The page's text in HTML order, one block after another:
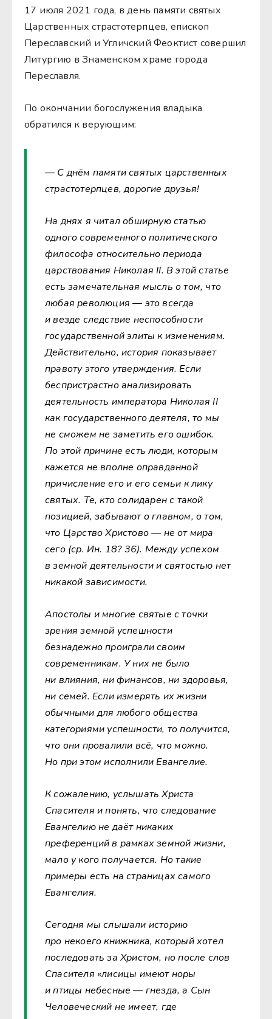
17 июля 2021 года, в день памяти святых
Царственных страстотерпцев, епископ
Переславский и Угличский Феоктист совершил
Литургию в Знаменском храме города
Переславля.
По окончании богослужения владыка
обратился к верующим:
— С днём памяти святых царственных
страстотерпцев, дорогие друзья!
На днях я читал обширную статью
одного современного политического
философа относительно периода
царствования Николая II. В этой статье
есть замечательная мысль о том, что
любая революция — это всегда
и везде следствие неспособности
государственной элиты к изменениям.
Действительно, история показывает
правоту этого утверждения. Если
беспристрастно анализировать
деятельность императора Николая II
как государственного деятеля, то мы
не сможем не заметить его ошибок.
По этой причине есть люди, которым
кажется не вполне оправданной
причисление его и его семьи к лику
святых. Те, кто солидарен с такой
позицией, забывают о главном, о том,
что Царство Христово — не от мира
сего (ср. Ин. 18? 36). Между успехом
в земной деятельности и святостью нет
никакой зависимости.
Апостолы и многие святые с точки
зрения земной успешности
безнадежно проиграли своим
современникам. У них не было
ни влияния, ни финансов, ни здоровья,
ни семей. Если измерять их жизни
обычными для любого общества
категориями успешности, то получится,
что они провалили всё, что можно.
Но при этом исполнили Евангелие.
К сожалению, услышать Христа
Спасителя и понять, что следование
Евангелию не даёт никаких
преференций в рамках земной жизни,
мало у кого получается. Но такие
примеры есть на страницах самого
Евангелия.
Сегодня мы слышали историю
про некоего книжника, который хотел
последовать за Христом, но после слов
Спасителя «лисицы имеют норы
и птицы небесные — гнезда, а Сын
Человеческий не имеет, где